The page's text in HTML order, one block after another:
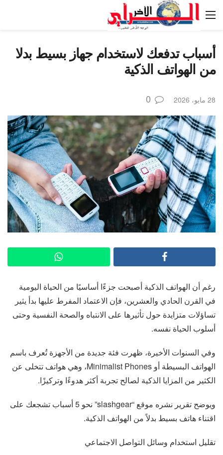
أسباب تدفعك لاستخدام جهاز بسيط بدلا
من الهواتف الذكية
28 مايو، 2026 0
رغم أن الهواتف الذكية أصبحت جزءًا أساسيًا من الحياة اليومية
في القرن الحادي والعشرين، فإن الاعتماد المفرط عليها بدأ يثير
تساؤلات متزايدة حول تأثيرها على الانتباه والصحة النفسية وحتى
أسلوب الحياة نفسه.
وفي السنوات الأخيرة، ظهرت فئة جديدة من الأجهزة تُعرف باسم
الهواتف البسيطة أو Minimalist Phones، وهي هواتف تتخلى عن
الكثير من المزايا الذكية لصالح تجربة أكثر هدوءًا وتركيزًا.
ويوضح تقرير نشره موقع “slashgear” نحو 5 أسباب تشجعك على
اقتناء هاتف بسيط بدلاً من الهواتف الذكية.
تقليل استخدام وسائل التواصل الاجتماعي